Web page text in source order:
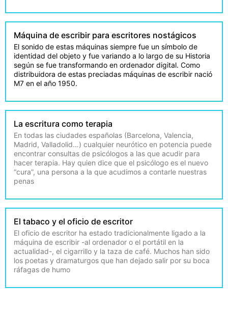
Máquina de escribir para escritores nostágicos
El sonido de estas máquinas siempre fue un símbolo de
identidad del objeto y fue variando a lo largo de su Historia
según se fue transformando en ordenador digital. Como
distribuidora de estas preciadas máquinas de escribir nació
M7 en el año 1950.
La escritura como terapia
En todas las ciudades españolas (Barcelona, Valencia,
Madrid, Valladolid…) cualquier neurótico en potencia puede
encontrar consultas de psicólogos a las que acudir para
hacer terapia. Hay quien dice que el psicólogo es el nuevo
“cura”, una persona a la que acudimos a contarle nuestras
penas
El tabaco y el oficio de escritor
El oficio de escritor ha estado tradicionalmente ligado a la
máquina de escribir -al ordenador o el portátil en la
actualidad-, el cigarrillo y la taza de café. Muchos han sido
los poetas y dramaturgos que han dejado salir por su boca
ráfagas de humo